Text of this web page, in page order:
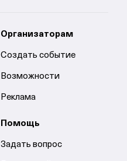
Организаторам
Создать событие
Возможности
Реклама
Помощь
Задать вопрос